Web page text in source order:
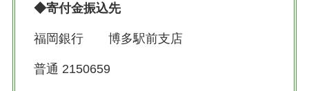
◆寄付金振込先
福岡銀行 博多駅前支店
普通 2150659